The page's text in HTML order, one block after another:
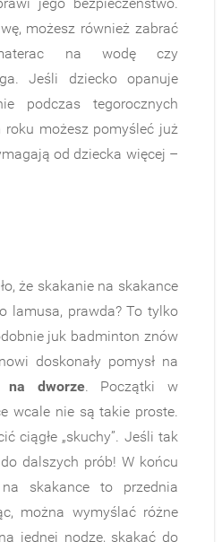
możesz również zabrać
na wodę czy
Jeśli dziecko opanuje
podczas tegorocznych
roku możesz pomyśleć już
od dziecka więcej –
że skakanie na skakance
lamusa, prawda? To tylko
juk badminton znów
doskonały pomysł na
na dworze. Początki w
wcale nie są takie proste.
ciągłe „skuchy”. Jeśli tak
dalszych prób! W końcu
skakance to przednia
można wymyślać różne
jednej nodze, skakać do